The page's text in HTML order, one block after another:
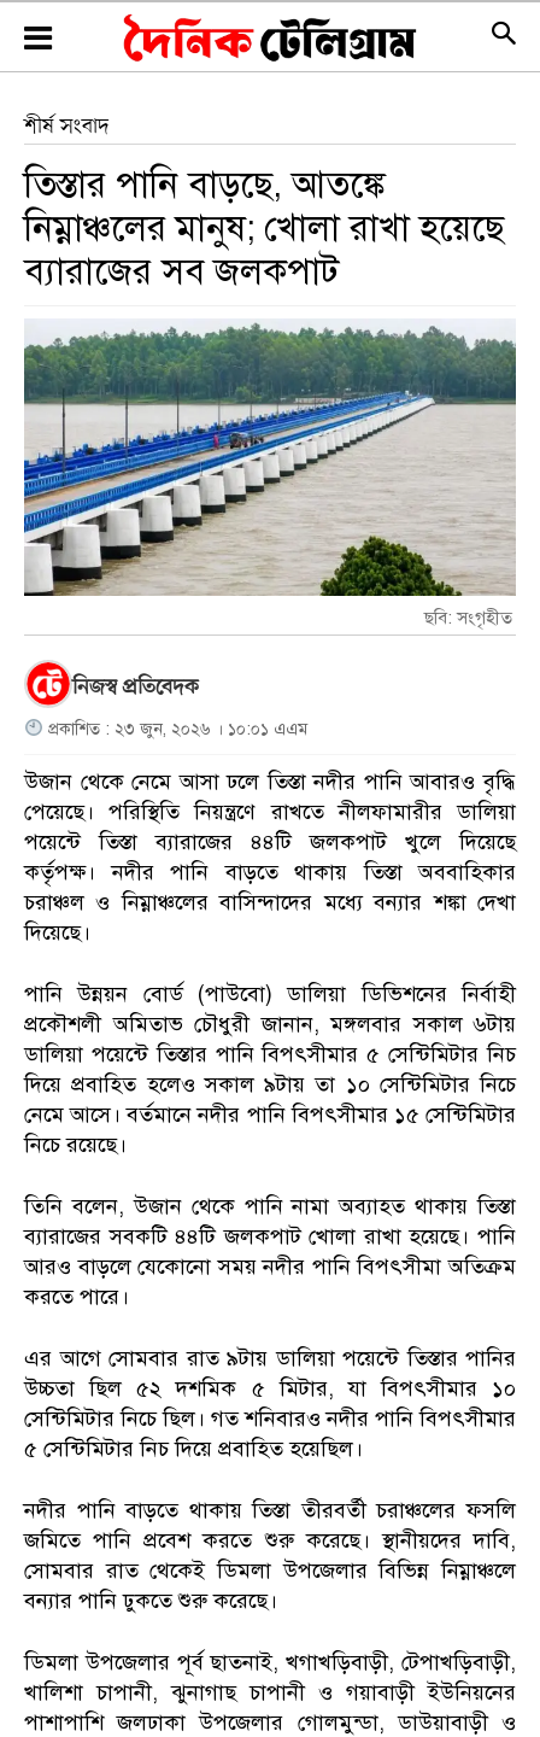
শীর্ষ সংবাদ
তিস্তার পানি বাড়ছে, আতঙ্কে
নিম্নাঞ্চলের মানুষ; খোলা রাখা হয়েছে
ব্যারাজের সব জলকপাট
ছবি: সংগৃহীত
নিজস্ব প্রতিবেদক
প্রকাশিত : ২৩ জুন, ২০২৬ । ১০:০১ এএম
উজান থেকে নেমে আসা ঢলে তিস্তা নদীর পানি আবারও বৃদ্ধি
পেয়েছে। পরিস্থিতি নিয়ন্ত্রণে রাখতে নীলফামারীর ডালিয়া
পয়েন্টে তিস্তা ব্যারাজের ৪৪টি জলকপাট খুলে দিয়েছে
কর্তৃপক্ষ। নদীর পানি বাড়তে থাকায় তিস্তা অববাহিকার
চরাঞ্চল ও নিম্নাঞ্চলের বাসিন্দাদের মধ্যে বন্যার শঙ্কা দেখা
দিয়েছে।
পানি উন্নয়ন বোর্ড (পাউবো) ডালিয়া ডিভিশনের নির্বাহী
প্রকৌশলী অমিতাভ চৌধুরী জানান, মঙ্গলবার সকাল ৬টায়
ডালিয়া পয়েন্টে তিস্তার পানি বিপৎসীমার ৫ সেন্টিমিটার নিচ
দিয়ে প্রবাহিত হলেও সকাল ৯টায় তা ১০ সেন্টিমিটার নিচে
নেমে আসে। বর্তমানে নদীর পানি বিপৎসীমার ১৫ সেন্টিমিটার
নিচে রয়েছে।
তিনি বলেন, উজান থেকে পানি নামা অব্যাহত থাকায় তিস্তা
ব্যারাজের সবকটি ৪৪টি জলকপাট খোলা রাখা হয়েছে। পানি
আরও বাড়লে যেকোনো সময় নদীর পানি বিপৎসীমা অতিক্রম
করতে পারে।
এর আগে সোমবার রাত ৯টায় ডালিয়া পয়েন্টে তিস্তার পানির
উচ্চতা ছিল ৫২ দশমিক ৫ মিটার, যা বিপৎসীমার ১০
সেন্টিমিটার নিচে ছিল। গত শনিবারও নদীর পানি বিপৎসীমার
৫ সেন্টিমিটার নিচ দিয়ে প্রবাহিত হয়েছিল।
নদীর পানি বাড়তে থাকায় তিস্তা তীরবর্তী চরাঞ্চলের ফসলি
জমিতে পানি প্রবেশ করতে শুরু করেছে। স্থানীয়দের দাবি,
সোমবার রাত থেকেই ডিমলা উপজেলার বিভিন্ন নিম্নাঞ্চলে
বন্যার পানি ঢুকতে শুরু করেছে।
ডিমলা উপজেলার পূর্ব ছাতনাই, খগাখড়িবাড়ী, টেপাখড়িবাড়ী,
খালিশা চাপানী, ঝুনাগাছ চাপানী ও গয়াবাড়ী ইউনিয়নের
পাশাপাশি জলঢাকা উপজেলার গোলমুন্ডা, ডাউয়াবাড়ী ও